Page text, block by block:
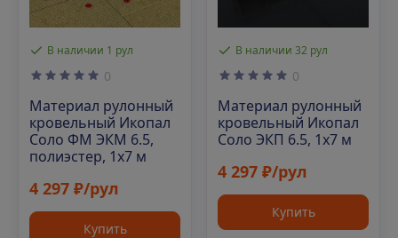
В наличии 1 рул
0
Материал рулонный
кровельный Икопал
Соло ФМ ЭКМ 6.5,
полиэстер, 1х7 м
4 297 ₽/рул
Купить
В наличии 32 рул
0
Материал рулонный
кровельный Икопал
Соло ЭКП 6.5, 1х7 м
4 297 ₽/рул
Купить